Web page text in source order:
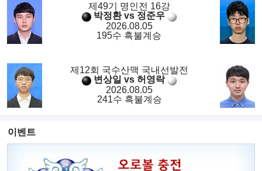
제49기 명인전 16강
박정환 vs 정준우
2026.08.05
195수 흑불계승
제12회 국수산맥 국내선발전
변상일 vs 허영락
2026.08.05
241수 흑불계승
이벤트